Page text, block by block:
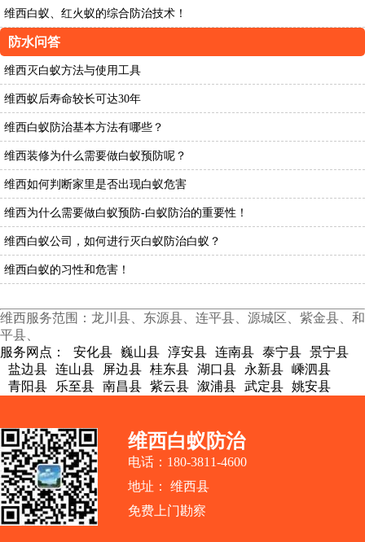
维西白蚁、红火蚁的综合防治技术！
防水问答
维西灭白蚁方法与使用工具
维西蚁后寿命较长可达30年
维西白蚁防治基本方法有哪些？
维西装修为什么需要做白蚁预防呢？
维西如何判断家里是否出现白蚁危害
维西为什么需要做白蚁预防-白蚁防治的重要性！
维西白蚁公司，如何进行灭白蚁防治白蚁？
维西白蚁的习性和危害！
维西服务范围：龙川县、东源县、连平县、源城区、紫金县、和
平县、
服务网点：
安化县 巍山县 淳安县 连南县 泰宁县 景宁县
盐边县 连山县 屏边县 桂东县 湖口县 永新县 嵊泗县
青阳县
乐至县 南昌县 紫云县 溆浦县 武定县 姚安县
维西白蚁防治
电话：180-3811-4600
地址： 维西县
免费上门勘察